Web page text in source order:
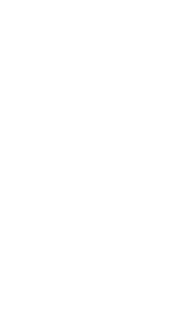
возврат и обмен этого товара в
качества). Обратная